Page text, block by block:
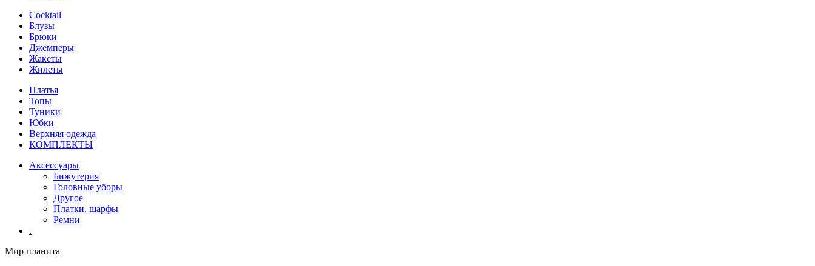
Cocktail
Блузы
Брюки
Джемперы
Жакеты
Жилеты
Платья
Топы
Туники
Юбки
Верхняя одежда
КОМПЛЕКТЫ
Аксессуары
Бижутерия
Головные уборы
Другое
Платки, шарфы
Ремни
.
Мир планита